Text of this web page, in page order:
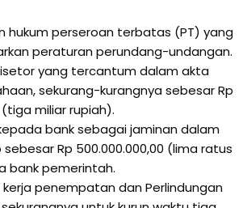
hukum perseroan terbatas (PT) yang
peraturan perundang-undangan.
yang tercantum dalam akta
sekurang-kurangnya sebesar Rp
(tiga miliar rupiah).
bank sebagai jaminan dalam
Rp 500.000.000,00 (lima ratus
bank pemerintah.
kerja penempatan dan Perlindungan